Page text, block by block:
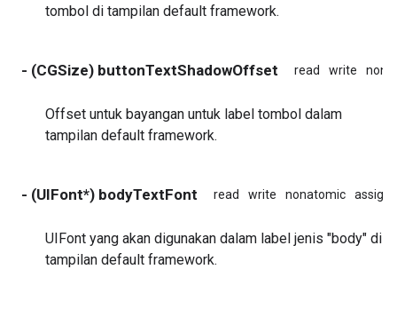
tombol di tampilan default framework.
- (CGSize) buttonTextShadowOffset read write
Offset untuk bayangan untuk label tombol dalam
tampilan default framework.
- (UIFont*) bodyTextFont read write nonatomic assign
UIFont yang akan digunakan dalam label jenis "body" di
tampilan default framework.